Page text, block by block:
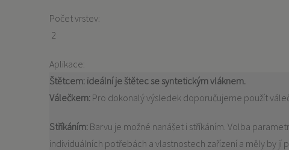
Počet vrstev:
2
Aplikace:
Štětcem: ideální je štětec se syntetickým vláknem.
Válečkem: Pro dokonalý výsledek doporučujeme použít
Stříkáním: Barvu je možné nanášet i stříkáním. Volba
individuálních potřebách a vlastnostech zařízení a měly by jí